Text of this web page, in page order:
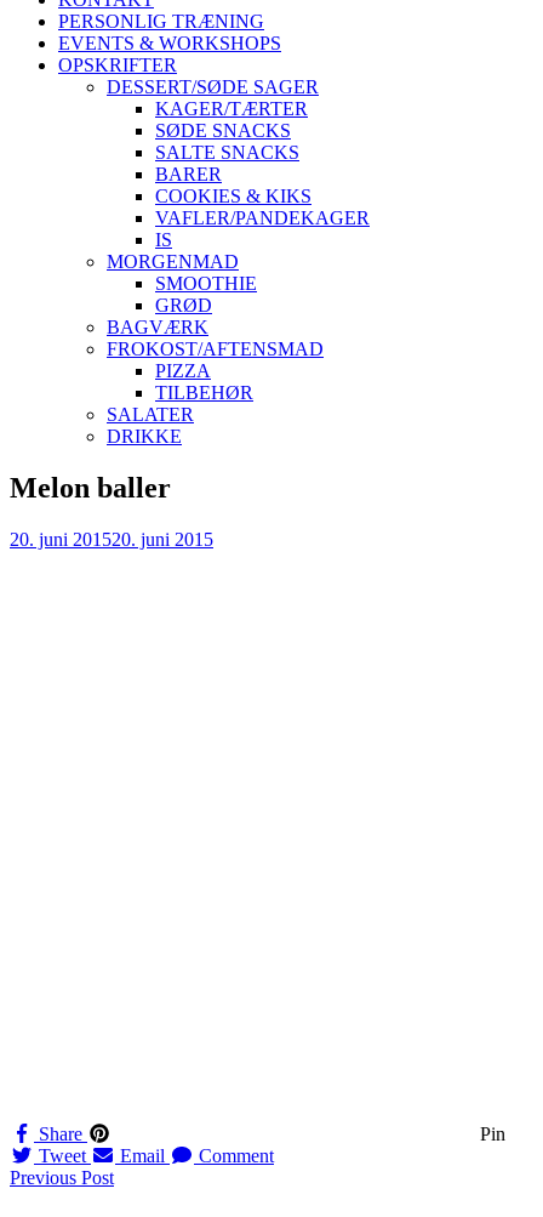
PERSONLIG TRÆNING
EVENTS & WORKSHOPS
OPSKRIFTER
DESSERT/SØDE SAGER
KAGER/TÆRTER
SØDE SNACKS
SALTE SNACKS
BARER
COOKIES & KIKS
VAFLER/PANDEKAGER
IS
MORGENMAD
SMOOTHIE
GRØD
BAGVÆRK
FROKOST/AFTENSMAD
PIZZA
TILBEHØR
SALATER
DRIKKE
Skip
to
Melon baller
20. juni 201520. juni 2015
Share
Pin
Tweet
Email Comment
Navigation
Previous Post